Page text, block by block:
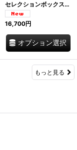
セレクションボックス「ドゥッチョ」リッチャレッリ パンフォルテ カントゥッチーニ グルテンフリー Antichi Dolci di Siena I.G.P. イタリア
16,700円
オプション選択
もっと見る